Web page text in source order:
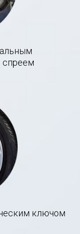
спреем
ключом